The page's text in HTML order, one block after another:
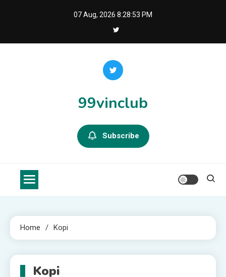
07 Aug, 2026 8:28:53 PM
99vinclub
Subscribe
Home Kopi
Kopi